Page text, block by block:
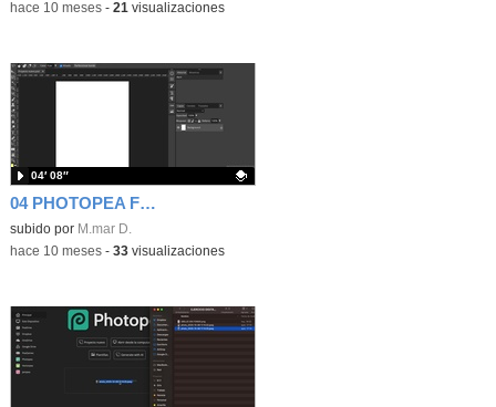
-hace 10 meses- 21 visualizaciones
04 PHOTOPEA FONDO DEGRADADO Y TEXTO
Contenido educativo.
subido por M.mar D.
04′ 08″
-hace 10 meses- 33visualizaciones